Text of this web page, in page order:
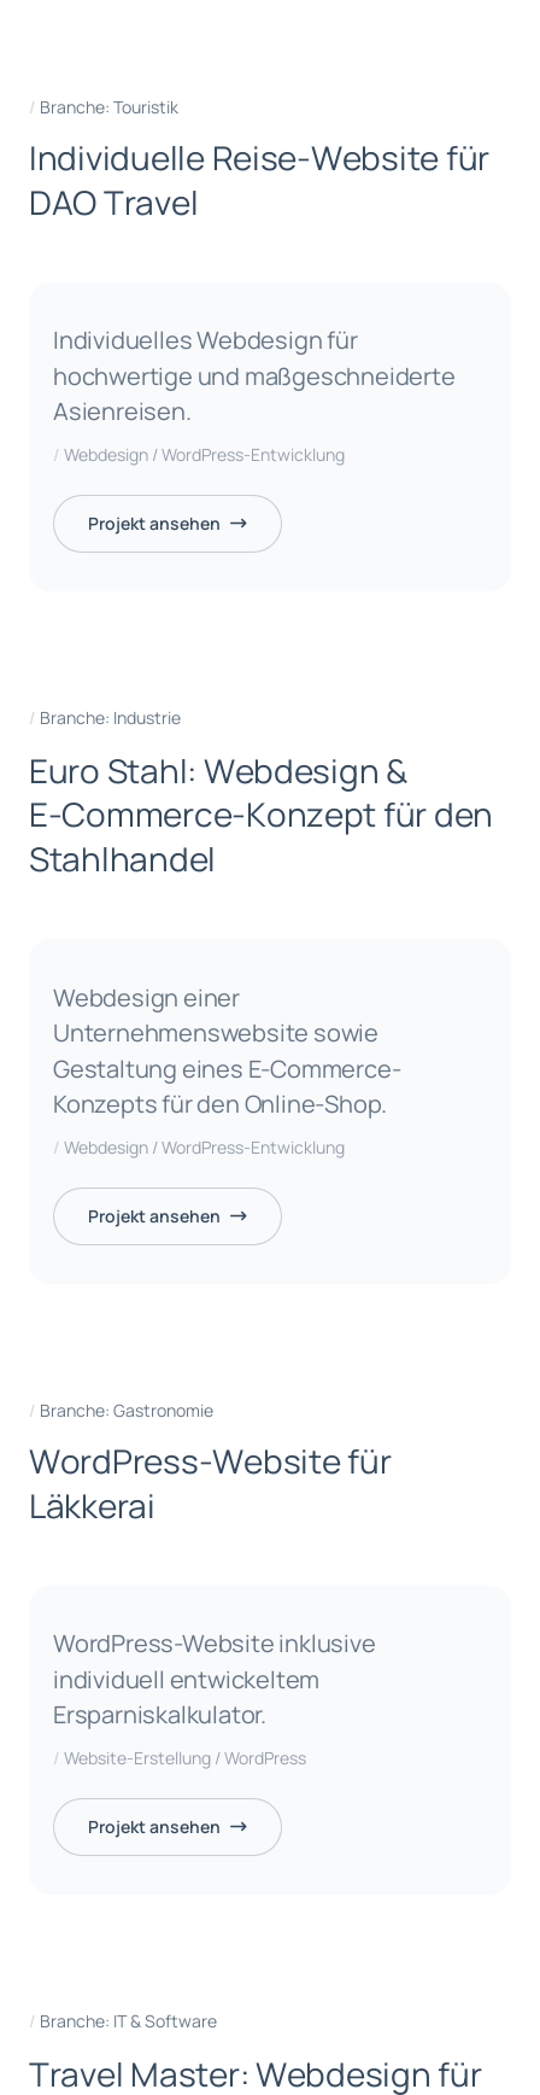
Branche: Touristik
Individuelle Reise-Websitefür
DAOTravel
Individuelles Webdesign für
hochwertige und maßgeschneiderte
Asienreisen.
Webdesign / WordPress-Entwicklung
Projekt ansehen
Branche: Industrie
Euro Stahl: Webdesign &
E-Commerce-Konzeptfürden
Stahlhandel
Webdesign einer
Unternehmenswebsite sowie
Gestaltung eines E-Commerce-
Konzepts für den Online-Shop.
Webdesign / WordPress-Entwicklung
Projekt ansehen
Branche: Gastronomie
WordPress-Websitefür
Läkkerai
WordPress-Website inklusive
individuell entwickeltem
Ersparniskalkulator.
Website-Erstellung / WordPress
Projekt ansehen
Branche: IT & Software
Travel Master:Webdesignfür